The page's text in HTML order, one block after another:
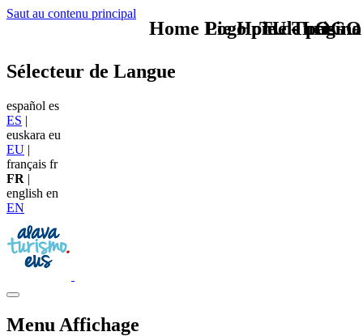
Saut au contenu principal
TU - LOGO
Sélecteur de Langue
español es
ES |
euskara eu
EU |
français fr
FR |
english en
EN
Menu Affichage
Home Logo pie de página
Pie Home Turismo